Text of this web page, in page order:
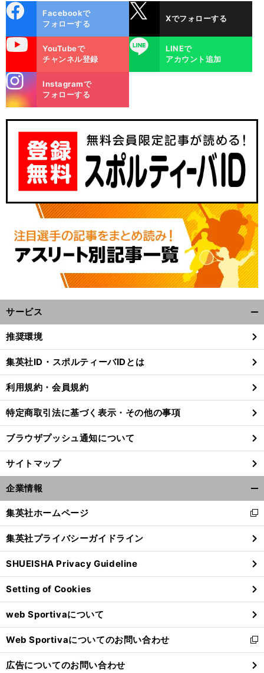
へ
ok
Facebookで
フォローする
Xでフォローする
YouTubeで
チャンネル登録
LINE
LINEで
アカウント追加
m
Instagramで
フォローする
サービス
閉
る
推奨環境
集英社ID・スポルティーバIDとは
利用規約・会員規約
特定商取引法に基づく表示・その他の事項
ブラウザプッシュ通知について
サイトマップ
企業情報
閉
る
集英社ホームページ
新
し
い
ウ
ィ
ン
ド
ウ
で
開
く
集英社プライバシーガイドライン
SHUEISHA Privacy Guideline
Setting of Cookies
web Sportivaについて
Web Sportivaについてのお問い合わせ
新
し
い
広告についてのお問い合わせ